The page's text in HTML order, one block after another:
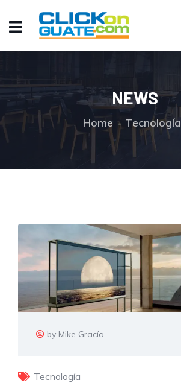
NEWS
Home Tecnología
by Mike Gracía
Tecnología